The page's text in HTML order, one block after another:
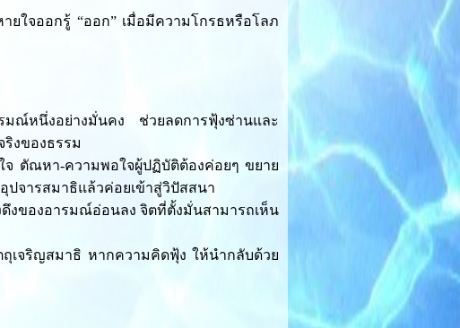
ยใจออกรู้ “ออก” เมื่อมีความโกรธหรือโลภ
ณ์หนึ่งอย่างมั่นคง ช่วยลดการฟุ้งซ่านและ
งของธรรม
ตัณหา-ความพอใจผู้ปฏิบัติต้องค่อยๆ ขยาย
ปจารสมาธิแล้วค่อยเข้าสู่วิปัสสนา
ดึงของอารมณ์อ่อนลง จิตที่ตั้งมั่นสามารถเห็น
ถุเจริญสมาธิ หากความคิดฟุ้ง ให้นำกลับด้วย